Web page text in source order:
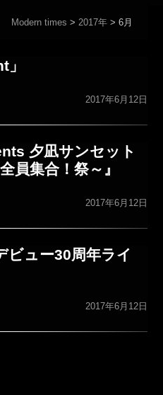
Modern times >2017年 >6月
2017年6月12日
夕凪サンセット
集合！祭～』
2017年6月12日
ュー30周年ライ
2017年6月12日